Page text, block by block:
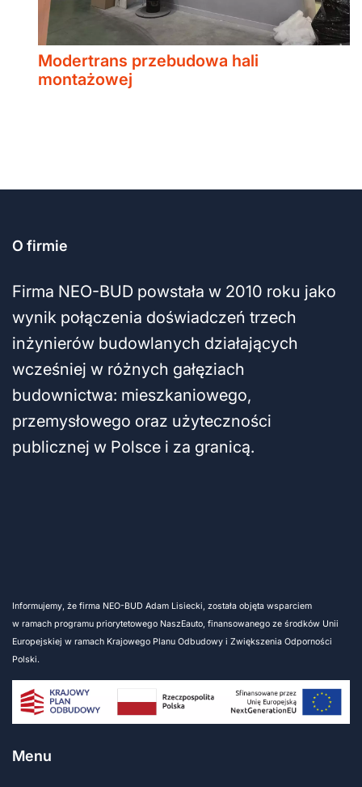
Modertrans przebudowa hali
montażowej
O firmie
Firma NEO-BUD powstała w 2010 roku jako
wynik połączenia doświadczeń trzech
inżynierów budowlanych działających
wcześniej w różnych gałęziach
budownictwa: mieszkaniowego,
przemysłowego oraz użyteczności
publicznej w Polsce i za granicą.
Informujemy, że firma NEO-BUD Adam Lisiecki, została objęta wsparciem
w ramach programu priorytetowego NaszEauto, finansowanego ze środków Unii
Europejskiej w ramach Krajowego Planu Odbudowy i Zwiększenia Odporności
Polski.
Menu